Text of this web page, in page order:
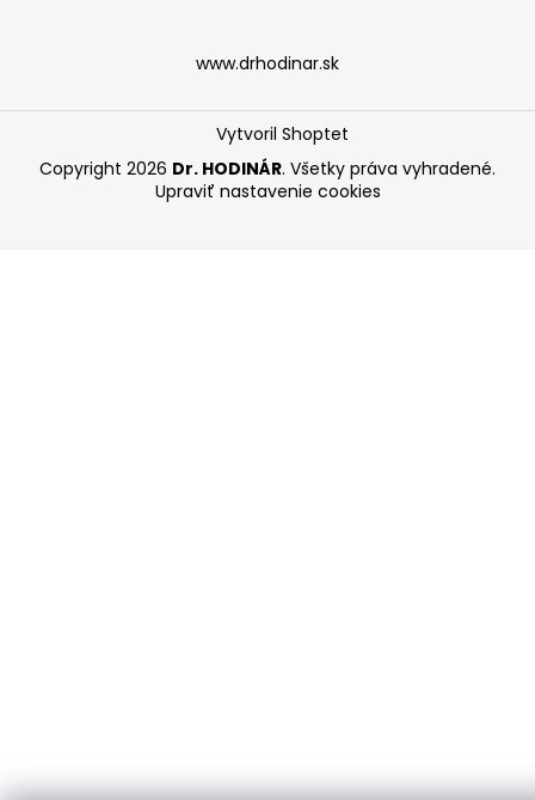
www.drhodinar.sk
Vytvoril Shoptet
Copyright 2026 Dr. HODINÁR. Všetky práva vyhradené.
Upraviť nastavenie cookies